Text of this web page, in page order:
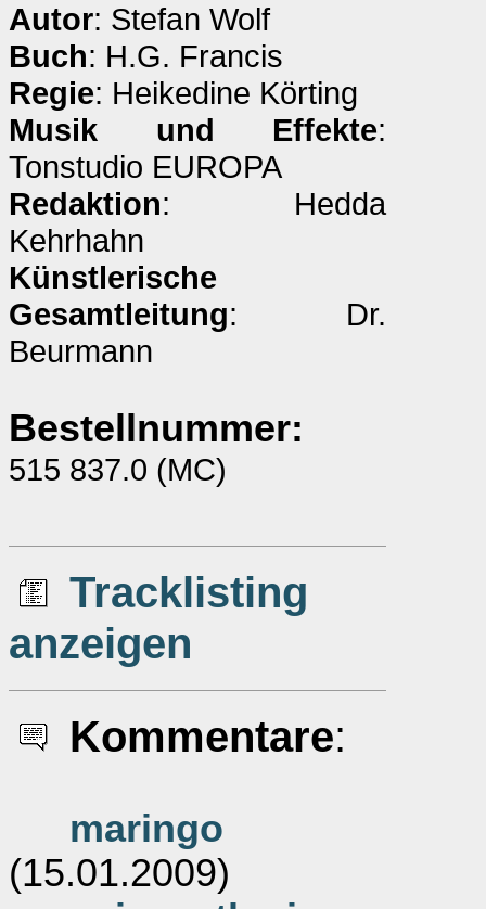
Autor: Stefan Wolf
Buch: H.G. Francis
Regie: Heikedine Körting
Musik und Effekte:
Tonstudio EUROPA
Redaktion: Hedda
Kehrhahn
Künstlerische
Gesamtleitung: Dr.
Beurmann
Bestellnummer:
515 837.0 (MC)
Tracklisting
anzeigen
Kommentare:
maringo
(15.01.2009)